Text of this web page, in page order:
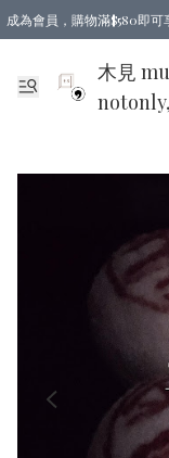
成為會員，購物滿$580即可
亞洲地區買滿$780包郵，
木見
notonly,